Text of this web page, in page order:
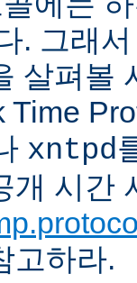
. 그래
살펴볼
Time
xntpd
개 시간
고하라.